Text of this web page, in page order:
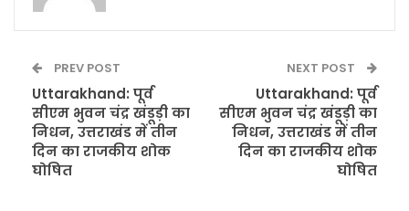
PREV POST
Uttarakhand: पूर्व
सीएम भुवन चंद्र खंडूड़ी का
निधन, उत्तराखंड में तीन
दिन का राजकीय शोक
घोषित
NEXT POST
Uttarakhand: पूर्व
सीएम भुवन चंद्र खंडूड़ी का
निधन, उत्तराखंड में तीन
दिन का राजकीय शोक
घोषित